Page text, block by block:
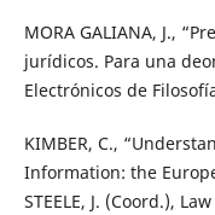
MORA GALIANA, J.,
jurídicos. Para una
Electrónicos de
KIMBER, C.,
Information: the
STEELE, J. (Coord.),